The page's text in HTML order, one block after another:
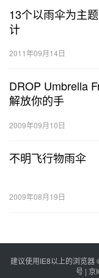
13个以雨伞为主
计
2011年09月14日
DROP Umbrella
解放你的手
2009年09月10日
不明飞行物雨伞
2009年08月19日
建议使用IE8以上的浏览器
号 | 京